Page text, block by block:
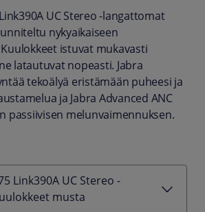
UC Stereo -langattomat
nykyaikaiseen
istuvat mukavasti
latautuvat nopeasti. Jabra
tekoälyä eristämään puheesi ja
ja Jabra Advanced ANC
passiivisen melunvaimennuksen.
Link390A UC Stereo -
musta